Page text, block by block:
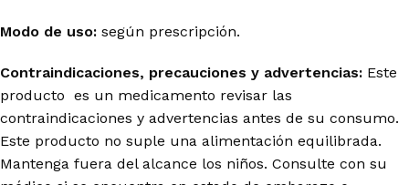
Modo de uso: según prescripción.
Contraindicaciones, precauciones y advertencias: Este
producto es un medicamento revisar las
contraindicaciones y advertencias antes de su consumo.
Este producto no suple una alimentación equilibrada.
Mantenga fuera del alcance los niños. Consulte con su